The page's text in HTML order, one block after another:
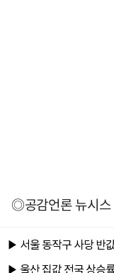
◎공감언론 뉴시스